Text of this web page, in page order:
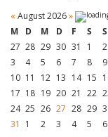
« August 2026»
M
D M D F S
S
27 28 29 30 31 1
2
3
4 5 6 7 8
9
10 11 12 13 14 15
17 18 19 20 21 22
24 25 26 27 28 29
31
1 2 3 4 5 6